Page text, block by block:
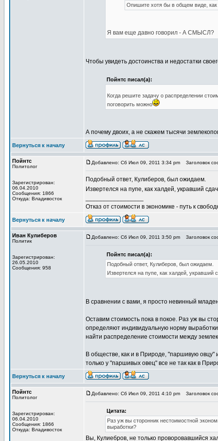
Опишите хотя бы в общем виде, как
Я вам еще давно говорил - А СМЫСЛ?
Чтобы увидеть достоинства и недостатки
Пойнтс писал(а):
Когда решите задачу о распределении
поговорить можно
А почему двоих, а не скажем тысячи
Вернуться к началу
Пойнтс
Политолог
Зарегистрирован:
06.04.2010
Сообщения: 1866
Откуда: Владивосток
Добавлено: Сб Июл 09, 2011 3:34 pm Заголовок
Подобный ответ, Кулиберов, был ожидаем.
Извертелся на пупе, как халдей, укравший
Отказ от стоимости в экономике - путь к
Вернуться к началу
Иван Кулиберов
Политик
Зарегистрирован:
26.05.2010
Сообщения: 958
Добавлено: Сб Июл 09, 2011 3:50 pm Заголовок
Пойнтс писал(а):
Подобный ответ, Кулиберов, был ожидаем.
Извертелся на пупе, как халдей, укравший
В сравнении с вами, я просто невинный
Оставим стоимость пока в покое. Раз уж вы
определяют индивидуальную норму
найти распределение стоимости между
В обществе, как и в Природе, "паршивую овцу"
только у "паршивых овец" все не так как в
Вернуться к началу
Пойнтс
Политолог
Зарегистрирован:
06.04.2010
Сообщения: 1866
Откуда: Владивосток
Добавлено: Сб Июл 09, 2011 4:10 pm Заголовок
Цитата:
Раз уж вы сторонник нестоимостной
выработки?
Вы, Кулиебров, не только проворовавшийся